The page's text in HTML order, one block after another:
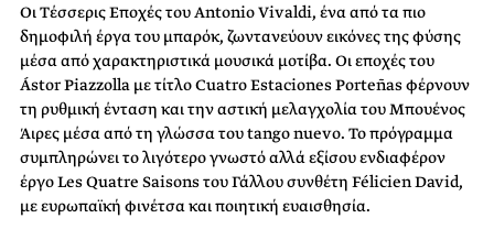
Οι Τέσσερις Εποχές του Antonio Vivaldi, ένα από τα πιο
δημοφιλή έργα του μπαρόκ, ζωντανεύουν εικόνες της φύσης
μέσα από χαρακτηριστικά μουσικά μοτίβα. Οι εποχές του
Ástor Piazzolla με τίτλο Cuatro Estaciones Porteñas φέρνουν
τη ρυθμική ένταση και την αστική μελαγχολία του Μπουένος
Άιρες μέσα από τη γλώσσα του tango nuevo. Το πρόγραμμα
συμπληρώνει το λιγότερο γνωστό αλλά εξίσου ενδιαφέρον
έργο Les Quatre Saisons του Γάλλου συνθέτη Félicien David,
με ευρωπαϊκή φινέτσα και ποιητική ευαισθησία.